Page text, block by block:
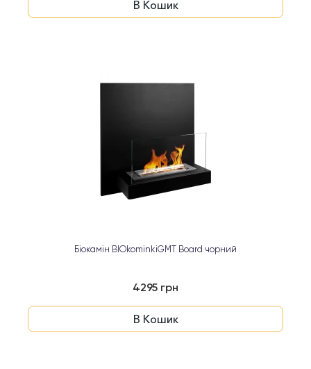
В Кошик
Біокамін BIOkominkiGMT Board чорний
4295 грн
В Кошик